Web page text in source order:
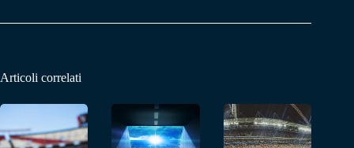
Articoli correlati